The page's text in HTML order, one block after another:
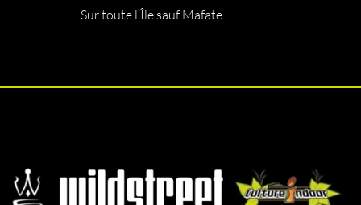
Sur toute l’Île sauf Mafate